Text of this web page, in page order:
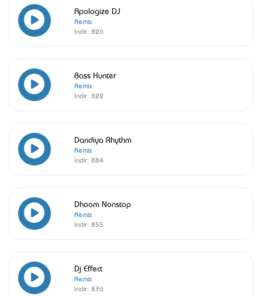
Apologize DJ
Remix
İndir: 826
Bass Hunter
Remix
İndir: 822
Dandiya Rhythm
Remix
İndir: 884
Dhoom Nonstop
Remix
İndir: 855
Dj Effect
Remix
İndir: 876